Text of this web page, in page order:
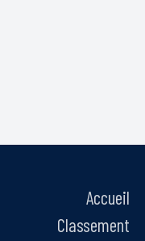
Accueil
Classement